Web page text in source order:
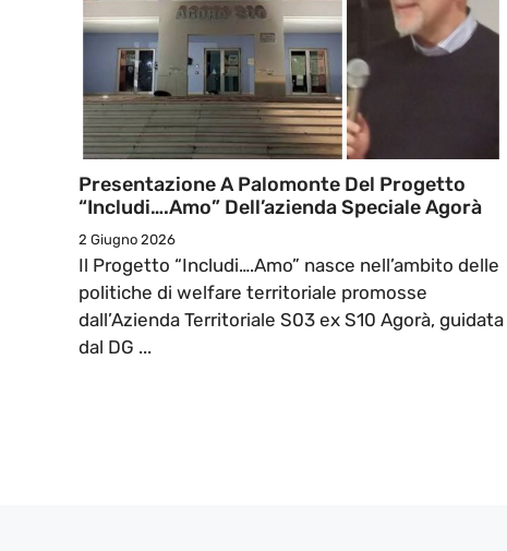
Presentazione A Palomonte Del Progetto
“Includi….Amo” Dell’azienda Speciale Agorà
2 Giugno 2026
Il Progetto “Includi….Amo” nasce nell’ambito delle
politiche di welfare territoriale promosse
dall’Azienda Territoriale S03 ex S10 Agorà, guidata
dal DG ...